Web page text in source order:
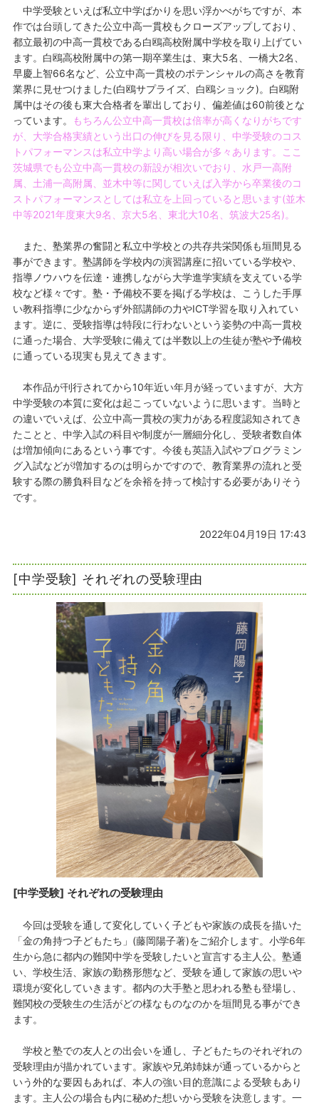
中学受験といえば私立中学ばかりを思い浮かべがちですが、本
作では台頭してきた公立中高一貫校もクローズアップしており、
都立最初の中高一貫校である白鴎高校附属中学校を取り上げてい
ます。白鴎高校附属中の第一期卒業生は、東大5名、一橋大2名、
早慶上智66名など、公立中高一貫校のポテンシャルの高さを教育
業界に見せつけました(白鴎サプライズ、白鴎ショック)。白鴎附
属中はその後も東大合格者を輩出しており、偏差値は60前後とな
っています。
もちろん公立中高一貫校は倍率が高くなりがちです
が、大学合格実績という出口の伸びを見る限り、中学受験のコス
トパフォーマンスは私立中学より高い場合が多々あります。ここ
茨城県でも公立中高一貫校の新設が相次いでおり、水戸一高附
属、土浦一高附属、並木中等に関していえば入学から卒業後のコ
ストパフォーマンスとしては私立を上回っていると思います(並木
中等2021年度東大9名、京大5名、東北大10名、筑波大25名)。
また、塾業界の奮闘と私立中学校との共存共栄関係も垣間見る
事ができます。塾講師を学校内の演習講座に招いている学校や、
指導ノウハウを伝達・連携しながら大学進学実績を支えている学
校など様々です。塾・予備校不要を掲げる学校は、こうした手厚
い教科指導に少なからず外部講師の力やICT学習を取り入れてい
ます。逆に、受験指導は特段に行わないという姿勢の中高一貫校
に通った場合、大学受験に備えては半数以上の生徒が塾や予備校
に通っている現実も見えてきます。
本作品が刊行されてから10年近い年月が経っていますが、大方
中学受験の本質に変化は起こっていないように思います。当時と
の違いでいえば、公立中高一貫校の実力がある程度認知されてき
たことと、中学入試の科目や制度が一層細分化し、受験者数自体
は増加傾向にあるという事です。今後も英語入試やプログラミン
グ入試などが増加するのは明らかですので、教育業界の流れと受
験する際の勝負科目などを余裕を持って検討する必要がありそう
です。
2022年04月19日 17:43
[中学受験] それぞれの受験理由
[中学受験] それぞれの受験理由
今回は受験を通して変化していく子どもや家族の成長を描いた
「金の角持つ子どもたち」(藤岡陽子著)をご紹介します。小学6年
生から急に都内の難関中学を受験したいと宣言する主人公。塾通
い、学校生活、家族の勤務形態など、受験を通して家族の思いや
環境が変化していきます。都内の大手塾と思われる塾も登場し、
難関校の受験生の生活がどの様なものなのかを垣間見る事ができ
ます。
学校と塾での友人との出会いを通し、子どもたちのそれぞれの
受験理由が描かれています。家族や兄弟姉妹が通っているからと
いう外的な要因もあれば、本人の強い目的意識による受験もあり
ます。主人公の場合も内に秘めた想いから受験を決意します。一